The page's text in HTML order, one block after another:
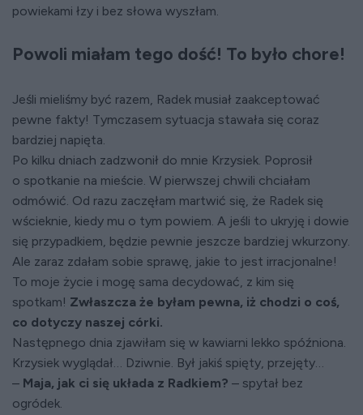
powiekami łzy i bez słowa wyszłam.
Powoli miałam tego dość! To było chore!
Jeśli mieliśmy być razem, Radek musiał zaakceptować
pewne fakty! Tymczasem sytuacja stawała się coraz
bardziej napięta.
Po kilku dniach zadzwonił do mnie Krzysiek. Poprosił
o spotkanie na mieście. W pierwszej chwili chciałam
odmówić. Od razu zaczęłam martwić się, że Radek się
wścieknie, kiedy mu o tym powiem. A jeśli to ukryję i dowie
się przypadkiem, będzie pewnie jeszcze bardziej wkurzony.
Ale zaraz zdałam sobie sprawę, jakie to jest irracjonalne!
To moje życie i mogę sama decydować, z kim się
spotkam! Zwłaszcza że byłam pewna, iż chodzi o coś,
co dotyczy naszej córki.
Następnego dnia zjawiłam się w kawiarni lekko spóźniona.
Krzysiek wyglądał… Dziwnie. Był jakiś spięty, przejęty…
– Maja, jak ci się układa z Radkiem? – spytał bez
ogródek.